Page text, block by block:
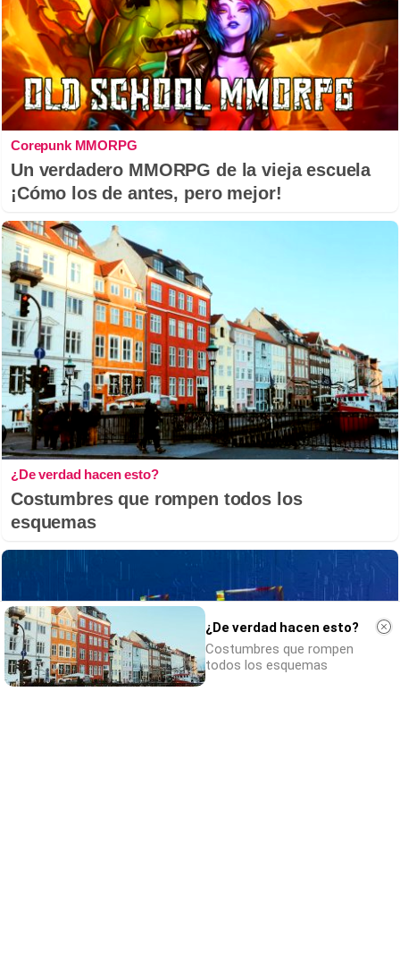
Corepunk MMORPG
Un verdadero MMORPG de la vieja escuela
¡Cómo los de antes, pero mejor!
¿De verdad hacen esto?
Costumbres que rompen todos los
esquemas
¿De verdad hacen esto?
Costumbres que rompen
todos los esquemas